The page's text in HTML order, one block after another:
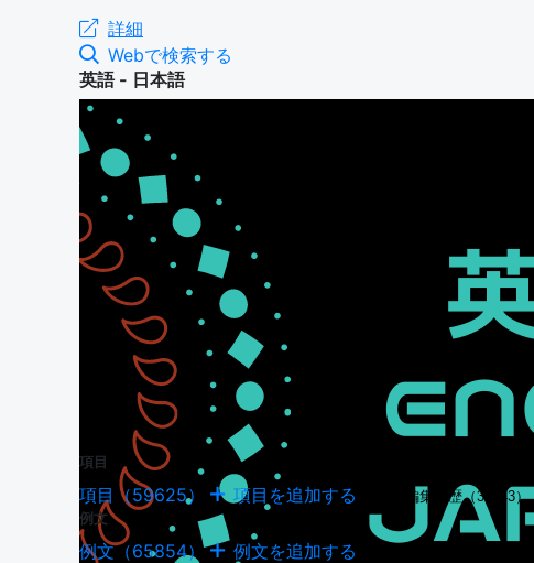
詳細
Webで検索する
英語 - 日本語
項目
項目（59625） 項目を追加する 項目の編集履歴（34943）
例文
例文（65854） 例文を追加する